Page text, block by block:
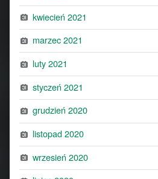
kwiecień 2021
marzec 2021
luty 2021
styczeń 2021
grudzień 2020
listopad 2020
wrzesień 2020